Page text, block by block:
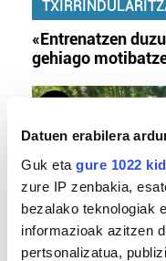
Datuen erabilera
Guk eta gure 1022
zure IP zenbakia,
bezalako teknologiak
informazioak azitzen
pertsonalizatua,
«Entrenatzen
gehiago